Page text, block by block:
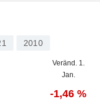
2010
Veränd. 1.
Jan.
-1,46 %